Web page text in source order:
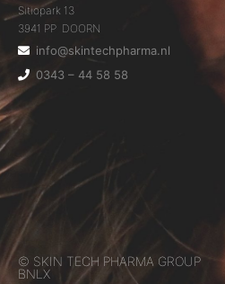
Sitiopark 13
3941 PP DOORN
info@skintechpharma.nl
0343 – 44 58 58
© SKIN TECH PHARMA GROUP
BNLX